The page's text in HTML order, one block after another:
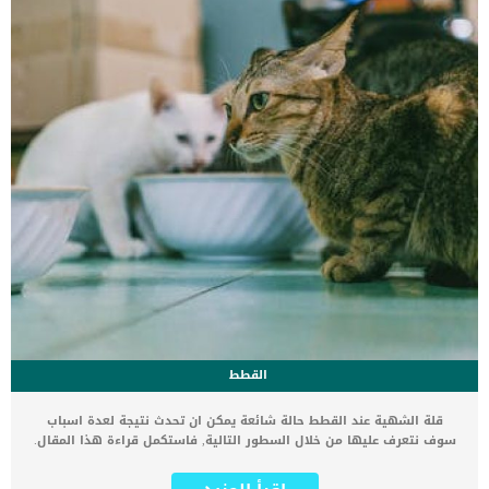
القطط
قلة الشهية عند القطط حالة شائعة يمكن ان تحدث نتيجة لعدة اسباب
سوف نتعرف عليها من خلال السطور التالية, فاستكمل قراءة هذا المقال.
ومحاولة معرفة السبب, فربما يكون لديها اصابة فى الفم مثل تقرحات